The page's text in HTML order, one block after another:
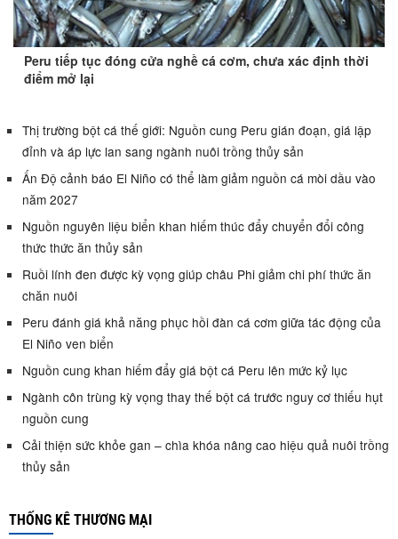
Peru tiếp tục đóng cửa nghề cá cơm, chưa xác định thời
điểm mở lại
Thị trường bột cá thế giới: Nguồn cung Peru gián đoạn, giá lập
đỉnh và áp lực lan sang ngành nuôi trồng thủy sản
Ấn Độ cảnh báo El Niño có thể làm giảm nguồn cá mòi dầu vào
năm 2027
Nguồn nguyên liệu biển khan hiếm thúc đẩy chuyển đổi công
thức thức ăn thủy sản
Ruồi lính đen được kỳ vọng giúp châu Phi giảm chi phí thức ăn
chăn nuôi
Peru đánh giá khả năng phục hồi đàn cá cơm giữa tác động của
El Niño ven biển
Nguồn cung khan hiếm đẩy giá bột cá Peru lên mức kỷ lục
Ngành côn trùng kỳ vọng thay thế bột cá trước nguy cơ thiếu hụt
nguồn cung
Cải thiện sức khỏe gan – chìa khóa nâng cao hiệu quả nuôi trồng
thủy sản
THỐNG KÊ THƯƠNG MẠI